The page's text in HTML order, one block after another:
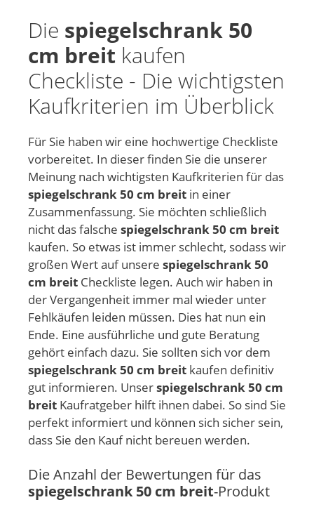
Die spiegelschrank 50
cm breit kaufen
Checkliste - Die wichtigsten
Kaufkriterien im Überblick
Für Sie haben wir eine hochwertige Checkliste
vorbereitet. In dieser finden Sie die unserer
Meinung nach wichtigsten Kaufkriterien für das
spiegelschrank 50 cm breit in einer
Zusammenfassung. Sie möchten schließlich
nicht das falsche spiegelschrank 50 cm breit
kaufen. So etwas ist immer schlecht, sodass wir
großen Wert auf unsere spiegelschrank 50
cm breit Checkliste legen. Auch wir haben in
der Vergangenheit immer mal wieder unter
Fehlkäufen leiden müssen. Dies hat nun ein
Ende. Eine ausführliche und gute Beratung
gehört einfach dazu. Sie sollten sich vor dem
spiegelschrank 50 cm breit kaufen definitiv
gut informieren. Unserspiegelschrank 50 cm
breit Kaufratgeber hilft ihnen dabei. So sind Sie
perfekt informiert und können sich sicher sein,
dass Sie den Kauf nicht bereuen werden.
Die Anzahl der Bewertungen für das
spiegelschrank 50 cm breit-Produkt